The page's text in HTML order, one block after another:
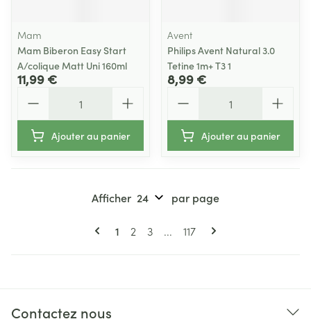
Mam
Mam Biberon Easy Start
A/colique Matt Uni 160ml
11,99 €
Ajouter au panier
Avent
Philips Avent Natural 3.0
Tetine 1m+ T3 1
8,99 €
Ajouter au panier
Pages
Vous lisez actuellement la page
1 Page
2 Page
3 ... Page
117
Afficher par page
Contactez nous